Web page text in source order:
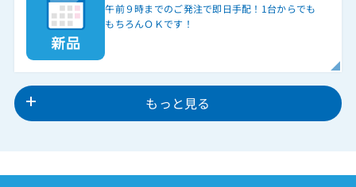
午前９時までのご発注で即日手配！1台からでも
もちろんＯＫです！
もっと見る